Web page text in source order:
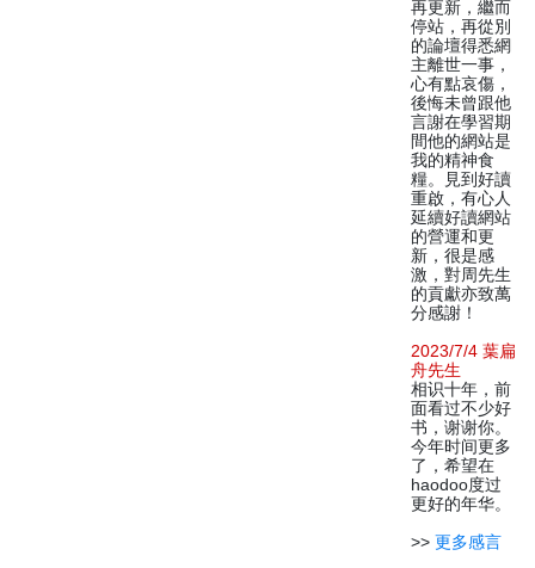
再更新，繼而
停站，再從別
的論壇得悉網
主離世一事，
心有點哀傷，
後悔未曾跟他
言謝在學習期
間他的網站是
我的精神食
糧。見到好讀
重啟，有心人
延續好讀網站
的營運和更
新，很是感
激，對周先生
的貢獻亦致萬
分感謝！
2023/7/4 葉扁
舟先生
相识十年，前
面看过不少好
书，谢谢你。
今年时间更多
了，希望在
haodoo度过
更好的年华。
>> 更多感言